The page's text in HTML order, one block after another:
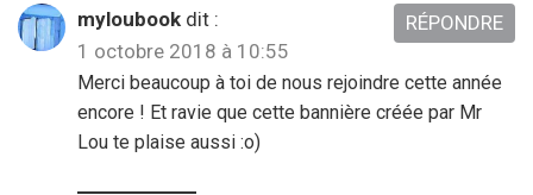
myloubook dit :
1 octobre 2018 à 10:55
Merci beaucoup à toi de nous rejoindre cette année
encore ! Et ravie que cette bannière créée par Mr
Lou te plaise aussi :o)
RÉPONDRE